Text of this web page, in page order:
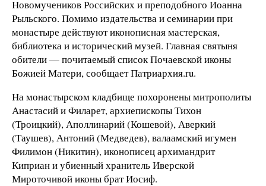
Новомучеников Российских и преподобного Иоанна
Рыльского. Помимо издательства и семинарии при
монастыре действуют иконописная мастерская,
библиотека и исторический музей. Главная святыня
обители — почитаемый список Почаевской иконы
Божией Матери, сообщает Патриархия.ru.
На монастырском кладбище похоронены митрополиты
Анастасий и Филарет, архиепископы Тихон
(Троицкий), Аполлинарий (Кошевой), Аверкий
(Таушев), Антоний (Медведев), валаамский игумен
Филимон (Никитин), иконописец архимандрит
Киприан и убиенный хранитель Иверской
Мироточивой иконы брат Иосиф.